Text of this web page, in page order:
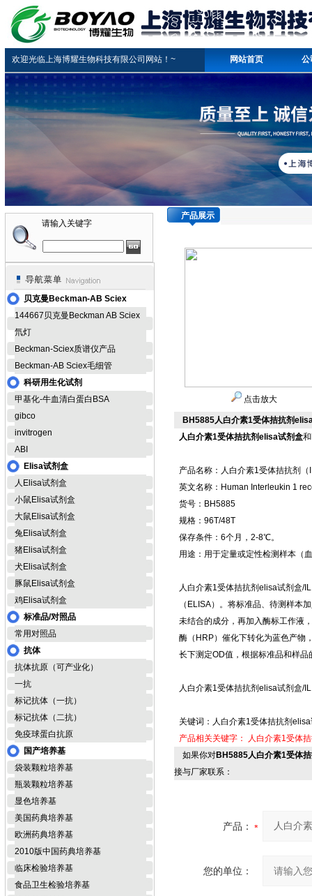
欢迎光临上海博耀生物科技有限公司网站！~ 网站首页 公
请输入关键字
贝克曼Beckman-AB Sciex
144667贝克曼Beckman AB Sciex
氘灯
Beckman-Sciex质谱仪产品
Beckman-AB Sciex毛细管
科研用生化试剂
甲基化-牛血清白蛋白BSA
gibco
invitrogen
ABI
Elisa试剂盒
人Elisa试剂盒
小鼠Elisa试剂盒
大鼠Elisa试剂盒
兔Elisa试剂盒
猪Elisa试剂盒
犬Elisa试剂盒
豚鼠Elisa试剂盒
鸡Elisa试剂盒
标准品/对照品
常用对照品
抗体
抗体抗原（可产业化）
一抗
标记抗体（一抗）
标记抗体（二抗）
免疫球蛋白抗原
国产培养基
袋装颗粒培养基
瓶装颗粒培养基
显色培养基
美国药典培养基
欧洲药典培养基
2010版中国药典培养基
临床检验培养基
食品卫生检验培养基
产品展示
点击放大
BH5885人白介素1受体拮抗剂
人白介素1受体拮抗剂elisa试剂盒和
产品名称：人白介素1受体拮抗剂
英文名称：Human Interleukin 1
货号：BH5885
规格：96T/48T
保存条件：6个月，2-8℃。
用途：用于定量或定性检测样本（
人白介素1受体拮抗剂elisa试剂盒/
（ELISA）。将标准品、待测样本
未结合的成分，再加入酶标工作液
酶（HRP）催化下转化为蓝色产物
长下测定OD值，根据标准品和样
人白介素1受体拮抗剂elisa试剂盒/
关键词：人白介素1受体拮抗剂
产品相关关键字：
人白介素1受体
如果你对BH5885人白介素1受体
接与厂家联系：
产品：
您的单位：